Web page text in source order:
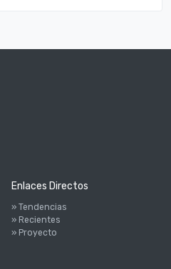
Enlaces Directos
» Tendencias
» Recientes
» Proyecto